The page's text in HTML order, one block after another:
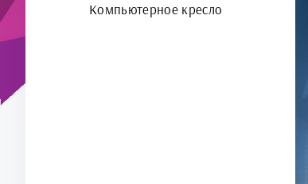
Компьютерное кресло